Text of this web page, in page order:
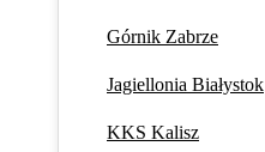
Górnik Zabrze
Jagiellonia Białystok
KKS Kalisz